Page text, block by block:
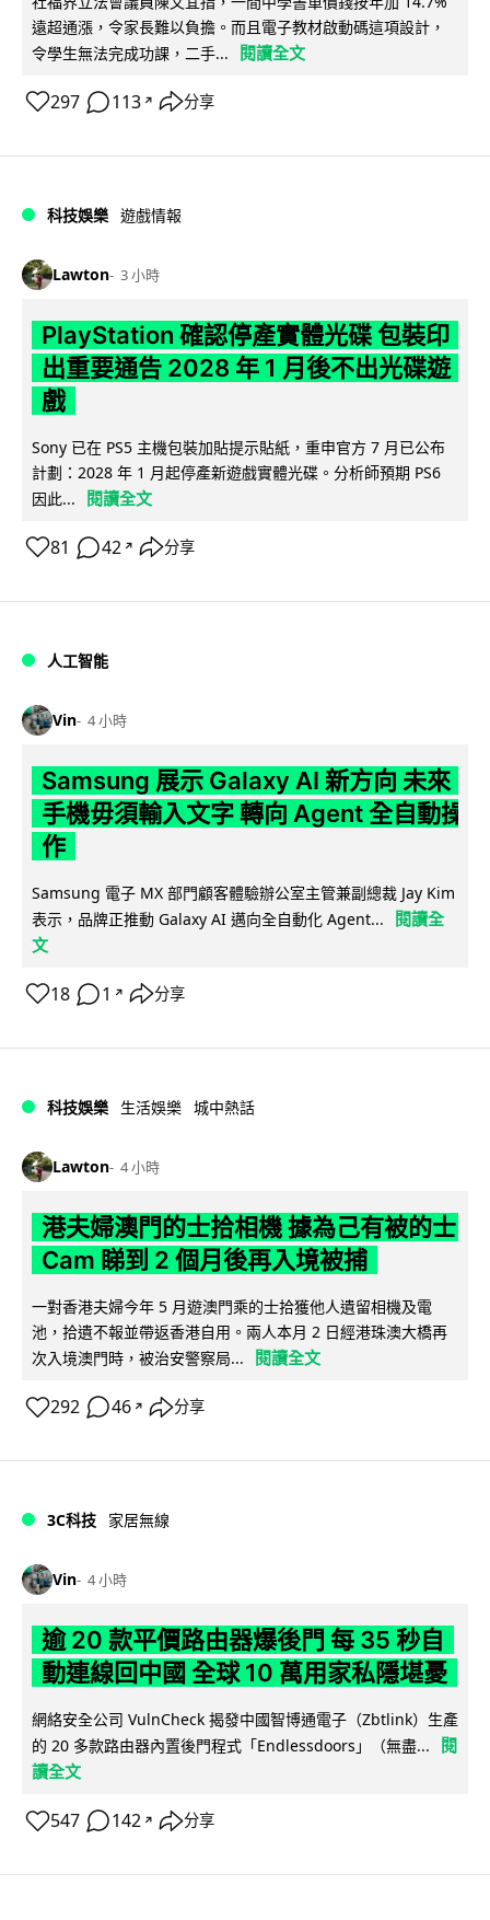
遠超通漲，令家長難以負擔。而且電子教材啟動碼這項設計，
令學生無法完成功課，二手...
閱讀全文
297 113 ↗ 分享
科技娛樂 遊戲情報
Lawton 3 小時
PlayStation 確認停產實體光碟 包裝印
出重要通告 2028 年 1 月後不出光碟遊
戲
Sony 已在 PS5 主機包裝加貼提示貼紙，重申官方 7 月已公布
計劃：2028 年 1 月起停產新遊戲實體光碟。分析師預期 PS6
因此...
閱讀全文
81 42 ↗ 分享
人工智能
Vin 4 小時
Samsung 展示 Galaxy AI 新方向 未來
手機毋須輸入文字 轉向 Agent 全自動操
作
Samsung 電子 MX 部門顧客體驗辦公室主管兼副總裁 Jay Kim
表示，品牌正推動 Galaxy AI 邁向全自動化 Agent...
閱讀全
文
18 1 ↗ 分享
科技娛樂 生活娛樂 城中熱話
Lawton 4 小時
港夫婦澳門的士拾相機 據為己有被的士
Cam 睇到 2 個月後再入境被捕
一對香港夫婦今年 5 月遊澳門乘的士拾獲他人遺留相機及電
池，拾遺不報並帶返香港自用。兩人本月 2 日經港珠澳大橋再
次入境澳門時，被治安警察局...
閱讀全文
292 46 ↗ 分享
3C科技 家居無線
Vin 4 小時
逾 20 款平價路由器爆後門 每 35 秒自
動連線回中國 全球 10 萬用家私隱堪憂
網絡安全公司 VulnCheck 揭發中國智博通電子（Zbtlink）生產
的 20 多款路由器內置後門程式「Endlessdoors」（無盡...
閱
讀全文
547 142 ↗ 分享